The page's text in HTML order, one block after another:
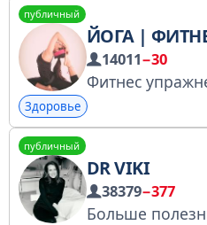
публичный
ЙОГА |
14011−30
Здоровье
публичный
DR VIKI
38379−377